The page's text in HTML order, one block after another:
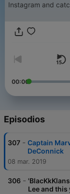
Instagram and
00:00
Episodios
307 - Captain
DeConnick
08 mar. 2019
306 -
Lee and